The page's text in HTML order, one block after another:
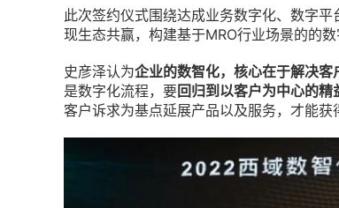
此次签约仪式围绕达成业务数字化、数字
现生态共赢，构建基于MRO行业场景的的
史彦泽认为企业的数智化，核心在于解决客
是数字化流程，要回归到以客户为中心的精
客户诉求为基点延展产品以及服务，才能获